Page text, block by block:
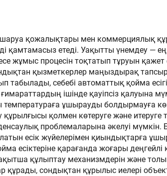
дюймдық LCD
қожалықтары мен коммерциялық
қамтамасыз етеді. Уақытты үнемдеу —
жұмыс процесін тоқтатып тұруын
қызметкерлер маңыздырақ
себебі автоматтық қойма
ішінде қауіпсіз қалуына
ұшырауды болдырмауға
қолмен көтеруге және итеруге
проблемаларына әкелуі
есік жүйелерімен қиындықтарға
есіктеріне қарағанда жоғары
құлыптау механизмдерін және
құрады, сондықтан құрылыс иелері